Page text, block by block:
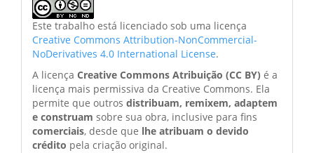
Este trabalho está licenciado sob uma licença
Creative Commons Attribution-NonCommercial-
NoDerivatives 4.0 International License.
A licença Creative Commons Atribuição (CC BY) é a
licença mais permissiva da Creative Commons. Ela
permite que outros distribuam, remixem, adaptem
e construam sobre sua obra, inclusive para fins
comerciais, desde que lhe atribuam o devido
crédito pela criação original.